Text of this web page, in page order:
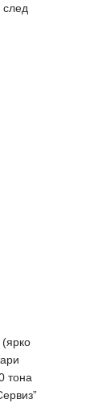
след
тона